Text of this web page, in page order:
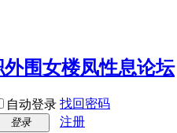
自动登录 找回密码
登录
注册